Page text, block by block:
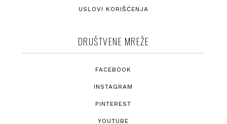
USLOVI KORIŠĆENJA
DRUŠTVENE MREŽE
FACEBOOK
INSTAGRAM
PINTEREST
YOUTUBE